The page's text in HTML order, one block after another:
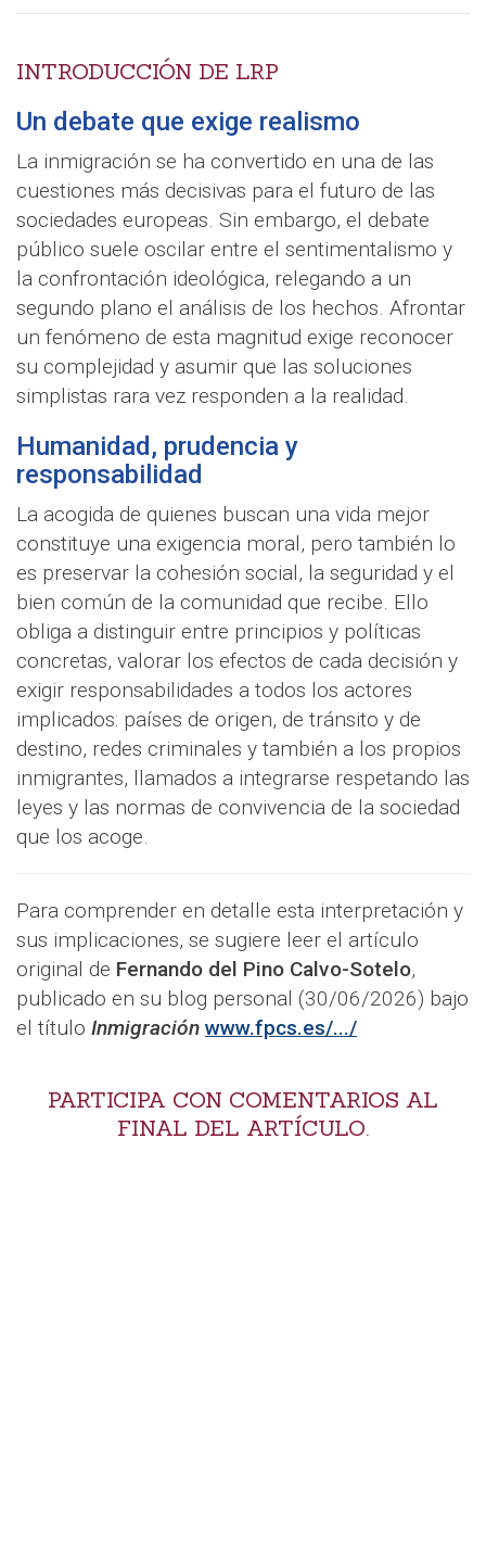
INTRODUCCIÓN DE LRP
Un debate que exige realismo
La inmigración se ha convertido en una de las
cuestiones más decisivas para el futuro de las
sociedades europeas. Sin embargo, el debate
público suele oscilar entre el sentimentalismo y
la confrontación ideológica, relegando a un
segundo plano el análisis de los hechos. Afrontar
un fenómeno de esta magnitud exige reconocer
su complejidad y asumir que las soluciones
simplistas rara vez responden a la realidad.
Humanidad, prudencia y
responsabilidad
La acogida de quienes buscan una vida mejor
constituye una exigencia moral, pero también lo
es preservar la cohesión social, la seguridad y el
bien común de la comunidad que recibe. Ello
obliga a distinguir entre principios y políticas
concretas, valorar los efectos de cada decisión y
exigir responsabilidades a todos los actores
implicados: países de origen, de tránsito y de
destino, redes criminales y también a los propios
inmigrantes, llamados a integrarse respetando las
leyes y las normas de convivencia de la sociedad
que los acoge.
Para comprender en detalle esta interpretación y
sus implicaciones, se sugiere leer el artículo
original de Fernando del Pino Calvo-Sotelo,
publicado en su blog personal (30/06/2026) bajo
el título Inmigración www.fpcs.es/.../
PARTICIPA CON COMENTARIOS AL
FINAL DEL ARTÍCULO.